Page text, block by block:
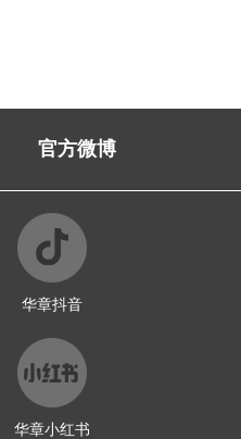
官方微博
华章抖音
华章小红书